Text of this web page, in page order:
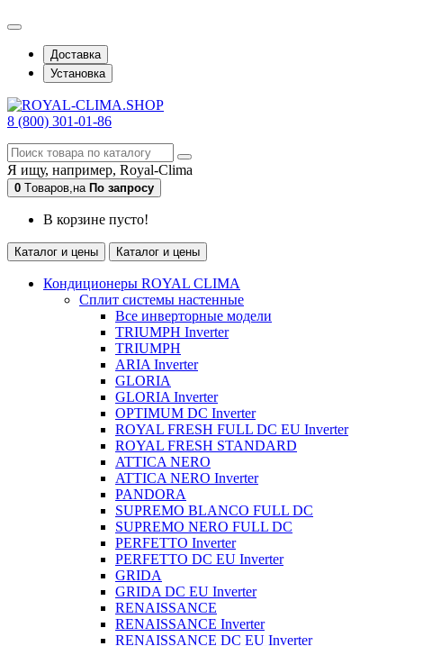
Доставка
Установка
8 (800) 301-01-86
Я ищу, например, Royal-Clima
0 Tоваров,на По запросу
В корзине пусто!
Каталог и цены Каталог и цены
Кондиционеры ROYAL CLIMA
Сплит системы настенные
Все инверторные модели
TRIUMPH Inverter
TRIUMPH
ARIA Inverter
GLORIA
GLORIA Inverter
OPTIMUM DC Inverter
ROYAL FRESH FULL DC EU Inverter
ROYAL FRESH STANDARD
ATTICA NERO
ATTICA NERO Inverter
PANDORA
SUPREMO BLANCO FULL DC
SUPREMO NERO FULL DC
PERFETTO Inverter
PERFETTO DC EU Inverter
GRIDA
GRIDA DC EU Inverter
RENAISSANCE
RENAISSANCE Inverter
RENAISSANCE DC EU Inverter